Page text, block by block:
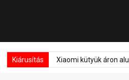
Kiárusítás Xiaomi kütyük áron alul